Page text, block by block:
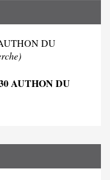
DU
AUTHON DU